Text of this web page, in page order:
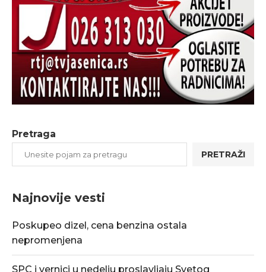
Pretraga
PRETRAŽI
Najnovije vesti
Poskupeo dizel, cena benzina ostala
nepromenjena
SPC i vernici u nedelju proslavljaju Svetog